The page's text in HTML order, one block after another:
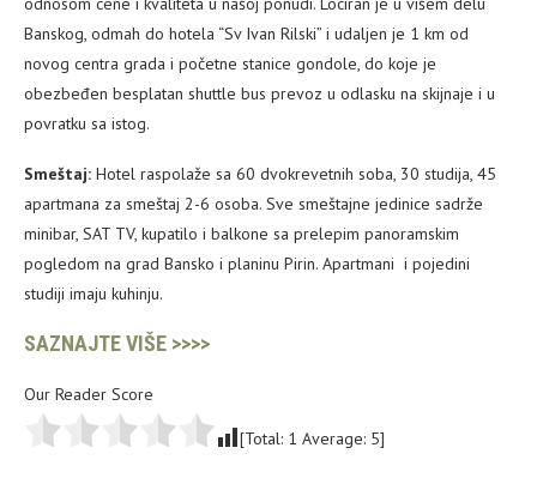
Banskog, odmah do hotela “Sv Ivan Rilski” i udaljen je 1 km od
novog centra grada i početne stanice gondole, do koje je
obezbeđen besplatan shuttle bus prevoz u odlasku na skijnaje i u
povratku sa istog.
Smeštaj: Hotel raspolaže sa 60 dvokrevetnih soba, 30 studija, 45
apartmana za smeštaj 2-6 osoba. Sve smeštajne jedinice sadrže
minibar, SAT TV, kupatilo i balkone sa prelepim panoramskim
pogledom na grad Bansko i planinu Pirin. Apartmani i pojedini
studiji imaju kuhinju.
SAZNAJTE VIŠE >>>>
Our Reader Score
[Total: 1 Average: 5]